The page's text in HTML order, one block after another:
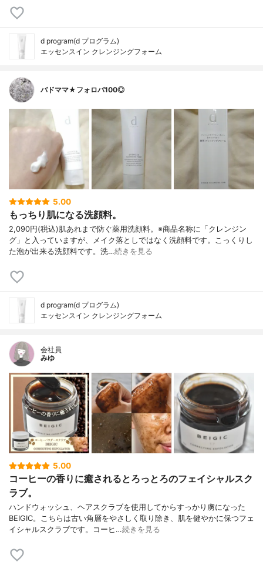
d program(d プログラム)
エッセンスイン クレンジングフォーム
バドママ★フォロバ100◎
5.00
もっちり肌になる洗顔料。
2,090円(税込)肌あれまで防ぐ薬用洗顔料。※商品名称に「クレンジン
グ」と入っていますが、メイク落としではなく洗顔料です。こっくりし
た泡が出来る洗顔料です。洗…続きを見る
d program(d プログラム)
エッセンスイン クレンジングフォーム
会社員
みゆ
5.00
コーヒーの香りに癒されるとろっとろのフェイシャルスク
ラブ。
ハンドウォッシュ、ヘアスクラブを使用してからすっかり虜になった
BEIGIC。こちらは古い角層をやさしく取り除き、肌を健やかに保つフェ
イシャルスクラブです。コーヒ…続きを見る